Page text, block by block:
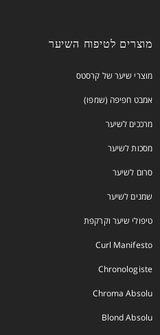
מוצרים לטיפוח השיער
מוצרי שיער של קרסטס
אמבט חפיפה (שמפו)
מרככים לשיער
מסכות לשיער
סרום לשיער
שמנים לשיער
טיפולי שיער וקרקפת
Curl Manifesto
Chronologiste
Chroma Absolu
Blond Absolu